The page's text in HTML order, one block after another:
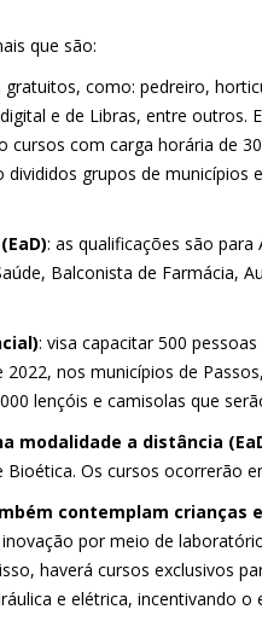
que são:
gratuitos, como: pedreiro,
e de Libras, entre outros.
cursos com carga horária de
grupos de municípios
: as qualificações são
Balconista de Farmácia,
: visa capacitar 500
nos municípios de
lençóis e camisolas que
modalidade a distância
Os cursos ocorrerão
contemplam crianças
por meio de
haverá cursos exclusivos
e elétrica, incentivando